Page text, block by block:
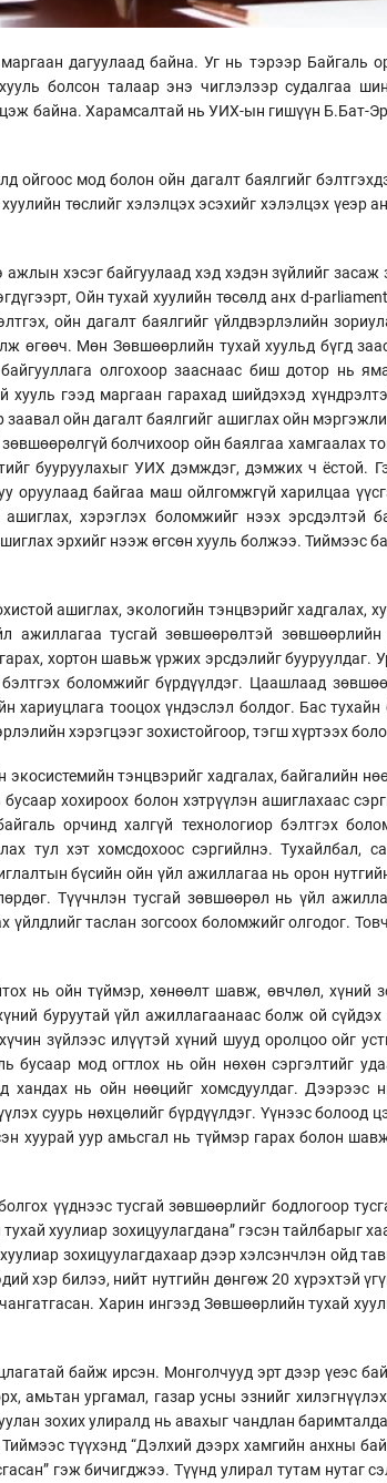
дагуулаад байна. Уг нь тэрээр Байгаль
болсон талаар энэ чиглэлээр судалгаа
байна. Харамсалтай нь УИХ-ын гишүүн Б.Бат-
мод болон ойн дагалт баялгийг
төслийг хэлэлцэх эсэхийг хэлэлцэх үеэр
хэсэг байгуулаад хэд хэдэн зүйлийг засаж
Ойн тухай хуулийн төсөлд анх d-
ойн дагалт баялгийг үйлдвэрлэлийн
өгөөч. Мөн Зөвшөөрлийн тухай хуульд бүгд
олгохоор зааснаас биш дотор нь
гээд маргаан гарахад шийдэхэд
ойн дагалт баялгийг ашиглах ойн
болчихоор ойн баялгаа хамгаалах
бууруулахыг УИХ дэмждэг, дэмжих ч ёстой.
оруулаад байгаа маш ойлгомжгүй харилцаа
хэрэглэх боломжийг нээх эрсдэлтэй
эрхийг нээж өгсөн хууль болжээ. Тиймээс
ашиглах, экологийн тэнцвэрийг хадгалах,
ажиллагаа тусгай зөвшөөрөлтэй зөвшөөрлийн
хортон шавьж үржих эрсдэлийг бууруулдаг.
боломжийг бүрдүүлдэг. Цаашлаад
хариуцлага тооцох үндэслэл болдог. Бас
хэрэгцээг зохистойгоор, тэгш хүртээх
тэнцвэрийг хадгалах, байгалийн
хохироох болон хэтрүүлэн ашиглахаас
орчинд халгүй технологиор бэлтгэх
тул хэт хомсдохоос сэргийлнэ. Тухайлбал,
бүсийн ойн үйл ажиллагаа нь орон
Түүчнлэн тусгай зөвшөөрөл нь үйл
таслан зогсоох боломжийг олгодог.
нь ойн түймэр, хөнөөлт шавж, өвчлөл, хүний
буруутай үйл ажиллагаанаас болж ой
зүйлээс илүүтэй хүний шууд оролцоо ойг
бусаар мод огтлох нь ойн нөхөн сэргэлтийг
хандах нь ойн нөөцийг хомсдуулдаг. Дээрээс
суурь нөхцөлийг бүрдүүлдэг. Үүнээс болоод
хуурай уур амьсгал нь түймэр гарах болон
үүднээс тусгай зөвшөөрлийг бодлогоор
хуулиар зохицуулагдана” гэсэн тайлбарыг
зохицуулагдахаар дээр хэлсэнчлэн ойд
хэр билээ, нийт нутгийн дөнгөж 20 хүрэхтэй
Харин ингээд Зөвшөөрлийн тухай
байж ирсэн. Монголчууд эрт дээр үеэс
амьтан ургамал, газар усны эзнийг
зохих улиралд нь авахыг чандлан
түүхэнд “Дэлхий дээрх хамгийн анхны
гэж бичигджээ. Түүнд улирал тутам нутаг